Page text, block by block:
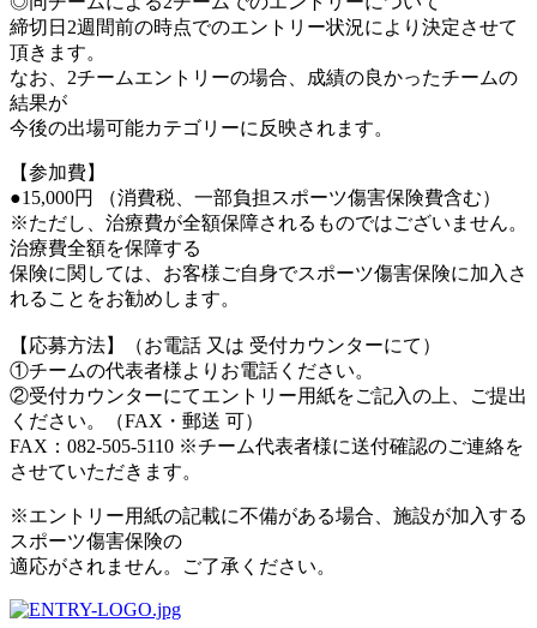
締切日2週間前の時点でのエントリー状況により決定させて
頂きます。
なお、2チームエントリーの場合、成績の良かったチームの
結果が
今後の出場可能カテゴリーに反映されます。
【参加費】
●15,000円 （消費税、一部負担スポーツ傷害保険費含む）
※ただし、治療費が全額保障されるものではございません。
治療費全額を保障する
保険に関しては、お客様ご自身でスポーツ傷害保険に加入さ
れることをお勧めします。
【応募方法】（お電話 又は 受付カウンターにて）
①チームの代表者様よりお電話ください。
②受付カウンターにてエントリー用紙をご記入の上、ご提出
ください。（FAX・郵送 可）
FAX：082-505-5110 ※チーム代表者様に送付確認のご連絡を
させていただきます。
※エントリー用紙の記載に不備がある場合、施設が加入する
スポーツ傷害保険の
適応がされません。ご了承ください。